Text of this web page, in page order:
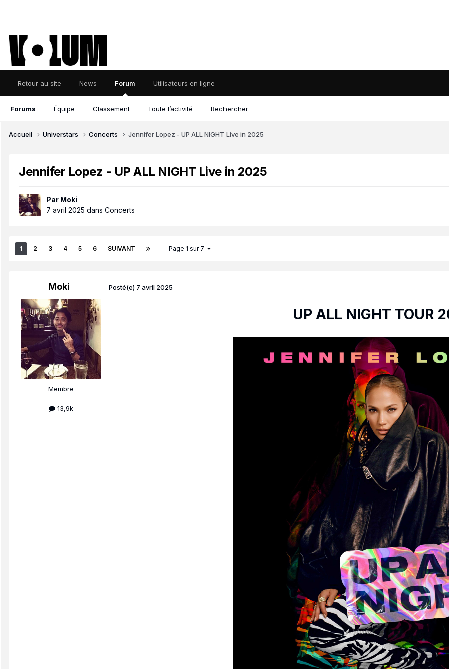
Retour au site News Forum
Forums Équipe Classement Toute l’activité Rechercher
Utilisateurs en ligne
Accueil Universtars Concerts Jennifer Lopez - UP ALL NIGHT Live in 2025
Jennifer Lopez - UP ALL NIGHT Live in 2025
Par Moki
7 avril 2025 dans Concerts
1 2 3 4 5 6 SUIVANT Page 1 sur 7
Moki
Membre
13,9k
Posté(e) 7 avril 2025
UP ALL NIGHT TOUR